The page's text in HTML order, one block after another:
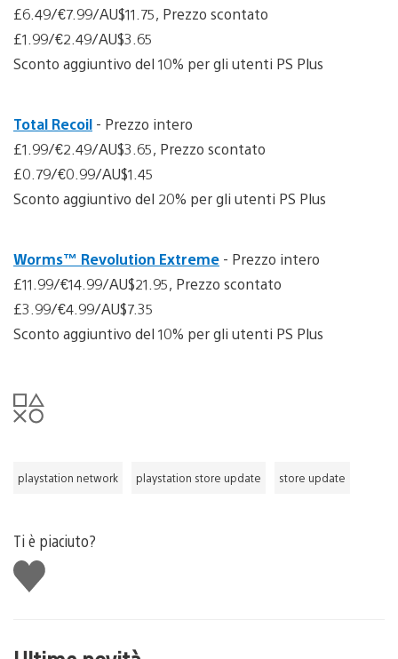
£6.49/€7.99/AU$11.75, Prezzo scontato
£1.99/€2.49/AU$3.65
Sconto aggiuntivo del 10% per gli utenti PS Plus
Total Recoil - Prezzo intero
£1.99/€2.49/AU$3.65, Prezzo scontato
£0.79/€0.99/AU$1.45
Sconto aggiuntivo del 20% per gli utenti PS Plus
Worms™ Revolution Extreme - Prezzo intero
£11.99/€14.99/AU$21.95, Prezzo scontato
£3.99/€4.99/AU$7.35
Sconto aggiuntivo del 10% per gli utenti PS Plus
playstation network playstation store update store update
Ti è piaciuto?
Mi
piace